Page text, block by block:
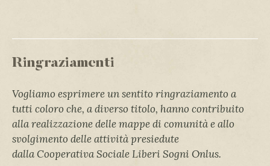
Ringraziamenti
Vogliamo esprimere un sentito ringraziamento a
tutti coloro che, a diverso titolo, hanno contribuito
alla realizzazione delle mappe di comunità e allo
svolgimento delle attività presiedute
dallaCooperativa Sociale Liberi Sogni Onlus.